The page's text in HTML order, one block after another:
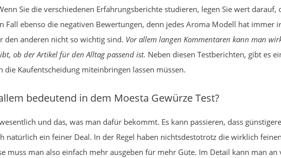
Sie die verschiedenen Erfahrungsberichte studieren, legen Sie wert darauf,
Fall ebenso die negativen Bewertungen, denn jedes Aroma Modell hat immer
den anderen nicht so wichtig sind. Vor allem langen Kommentaren kann man
ob der Artikel für den Alltag passend ist. Neben diesen Testberichten, gibt es
die Kaufentscheidung miteinbringen lassen müssen.
bedeutend in dem Moesta Gewürze Test?
und das, was man dafür bekommt. Es kann passieren, dass
natürlich ein feiner Deal. In der Regel haben nichtsdestotrotz die wirklich
muss man also einfach mehr ausgeben für mehr Güte. Im Detail kann man an